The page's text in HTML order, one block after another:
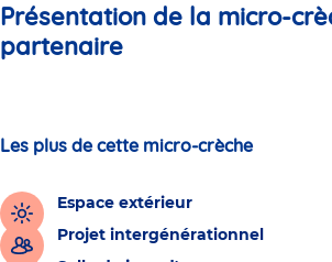
Présentation de la micro-
partenaire
Les plus de cette micro-crèche
Espace extérieur
Projet intergénérationnel